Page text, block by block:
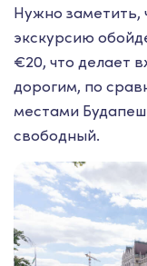
Нужно заметить,
экскурсию
€20, что делает
дорогим, по
местами
свободный.